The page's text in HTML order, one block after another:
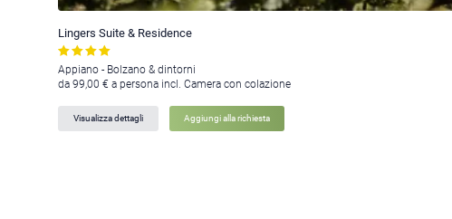
Lingers Suite & Residence
Appiano - Bolzano & dintorni
da 99,00 € a persona incl. Camera con colazione
Visualizza dettagli Aggiungi alla richiesta